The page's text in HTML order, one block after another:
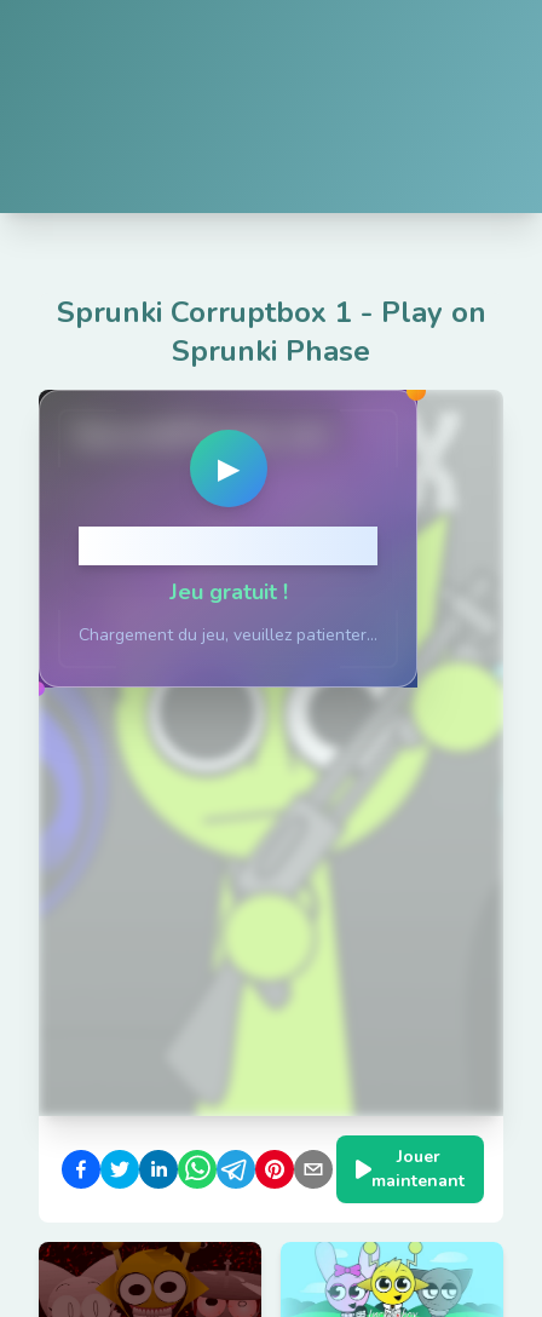
Sprunki Corruptbox 1 - Play on
Sprunki Phase
SprunkiPhases.net
▶
Jeu gratuit !
Chargement du jeu, veuillez patienter...
Jouer
maintenant